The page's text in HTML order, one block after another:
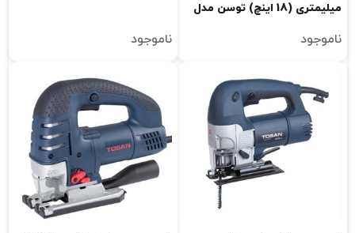
میلیمتری (18 اینچ) توسن مدل
ناموجود ناموجود